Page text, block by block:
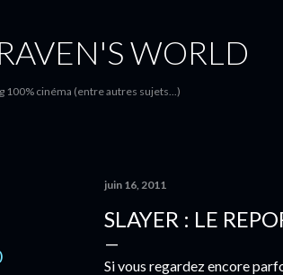
WORLD
100% cinéma (entre autres sujets...)
juin 16, 2011
SLAYER : LE
Si vous regardez encore